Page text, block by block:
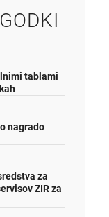
tablami
nagrado
za
ZIR za